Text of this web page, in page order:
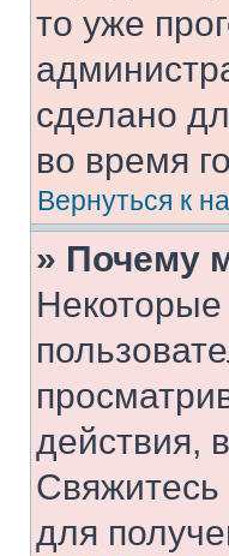
то уже
сделано
во время
Вернуться к
» Почему
действия,
для